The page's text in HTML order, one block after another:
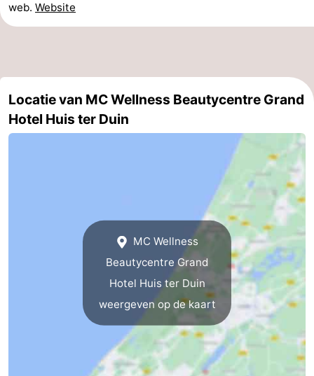
Appartementen
breakfasts)
Hotels
Vakantiehuizen
web. Website
Locatie van MC Wellness Beautycentre Grand
Hotel Huis ter Duin
MC Wellness
Beautycentre Grand
Hotel Huis ter Duin
weergeven op de kaart